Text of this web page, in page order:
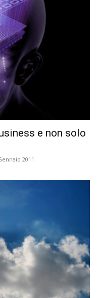
e non solo
2011